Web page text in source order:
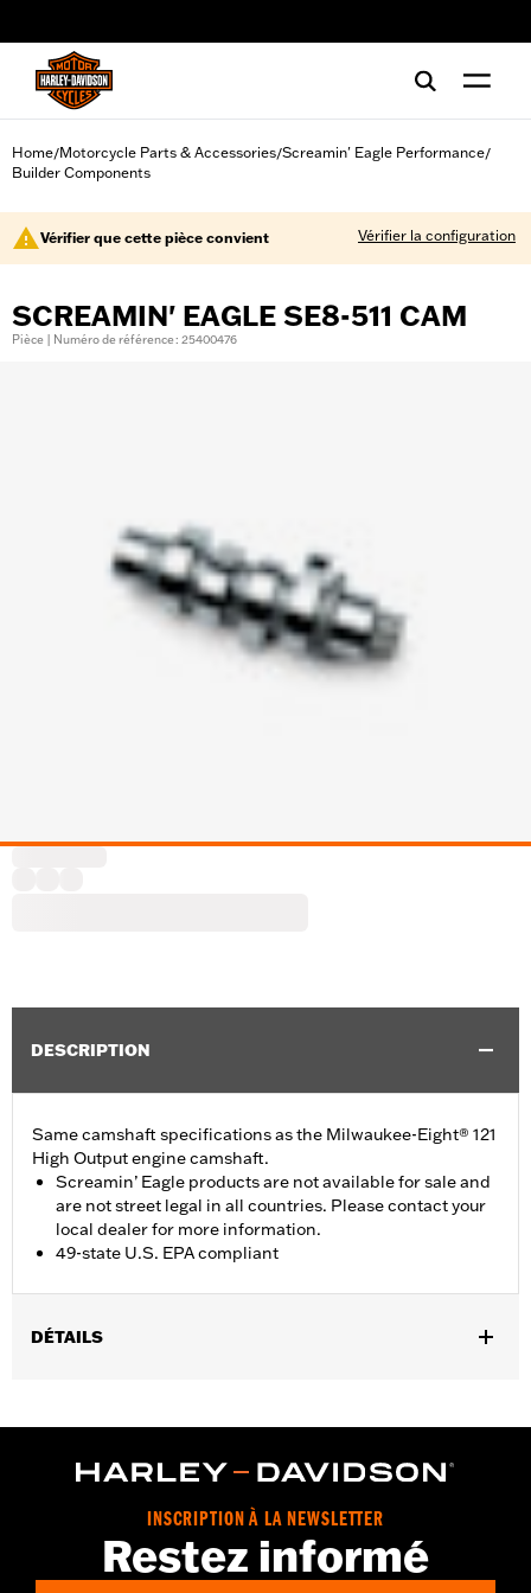
Home/Motorcycle Parts & Accessories/Screamin' Eagle Performance/
Builder Components
Vérifier que cette pièce convient Vérifier la configuration
SCREAMIN' EAGLE SE8-511 CAM
Pièce | Numéro de référence : 25400476
DESCRIPTION
Same camshaft specifications as the Milwaukee-Eight® 121
High Output engine camshaft.
Screamin’ Eagle products are not available for sale and
are not street legal in all countries. Please contact your
local dealer for more information.
49-state U.S. EPA compliant
DÉTAILS
FXLRST models. Does not fit California models. Does not fit VVT
equipped models.
Installation Instructions
ECM Calibration Required:
Sold In Units:Each
INSCRIPTION À LA NEWSLETTER
Restez informé